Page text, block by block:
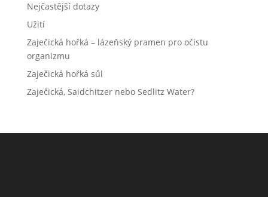
Nejčastější dotazy
Užití
Zaječická hořká – lázeňský pramen pro očistu
organizmu
Zaječická hořká sůl
Zaječická, Saidchitzer nebo Sedlitz Water?